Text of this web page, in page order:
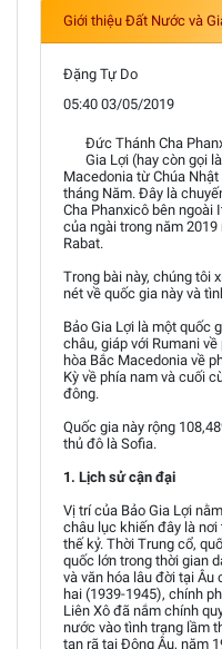
Giới thiệu Đất Nước và
Đặng Tự Do
05:40 03/05/2019
Ðức Thánh Cha
Gia Lợi (hay còn gọi
Macedonia từ Chúa
tháng Năm. Đây là
Cha Phanxicô bên ngoài
của ngài trong năm 2019
Rabat.
Trong bài này, chúng tôi
nét về quốc gia này và
Bảo Gia Lợi là một quốc
châu, giáp với Rumani
hòa Bắc Macedonia về
Kỳ về phía nam và cuối
đông.
Quốc gia này rộng
thủ đô là Sofia.
1. Lịch sử cận đại
Vị trí của Bảo Gia Lợi
châu lục khiến đây là
thế kỷ. Thời Trung cổ,
quốc lớn trong thời gian
và văn hóa lâu đời tại Âu
hai (1939-1945), chính
Liên Xô đã nắm chính
nước vào tình trạng lầm
tan rã tại Đông Âu, năm